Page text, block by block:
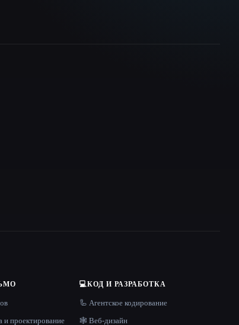
и проектирование
💻КОД И РАЗРАБОТКА
🦾 Агентское кодирование
🕸 Веб-дизайн